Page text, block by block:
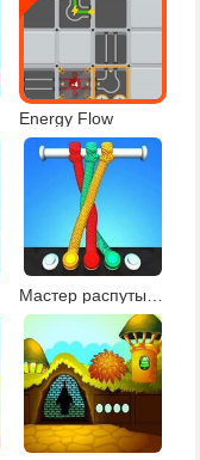
Energy Flow